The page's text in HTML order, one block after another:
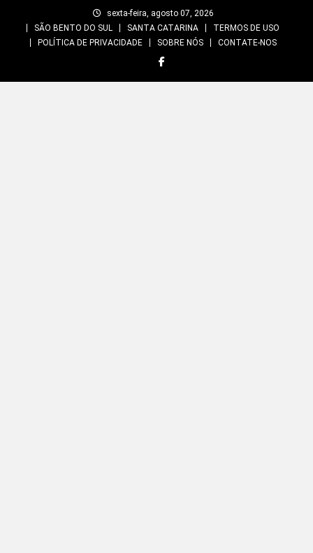
sexta-feira, agosto 07, 2026
SÃO BENTO DO SUL
SANTA CATARINA
TERMOS DE USO
POLÍTICA DE PRIVACIDADE
SOBRE NÓS CONTATE-NOS